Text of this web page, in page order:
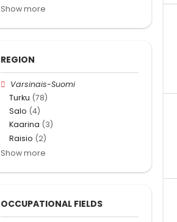
Show more
REGION
Varsinais-Suomi
Turku (78)
Salo (4)
Kaarina (3)
Raisio (2)
Show more
OCCUPATIONAL FIELDS